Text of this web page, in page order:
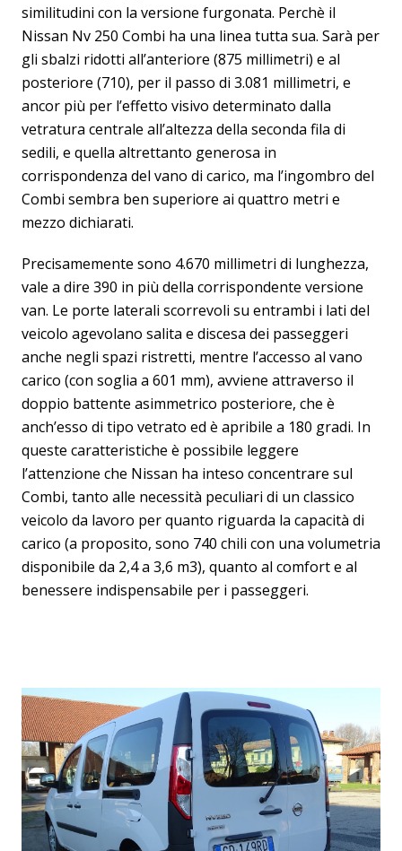
similitudini con la versione furgonata. Perchè il
Nissan Nv 250 Combi ha una linea tutta sua. Sarà per
gli sbalzi ridotti all’anteriore (875 millimetri) e al
posteriore (710), per il passo di 3.081 millimetri, e
ancor più per l’effetto visivo determinato dalla
vetratura centrale all’altezza della seconda fila di
sedili, e quella altrettanto generosa in
corrispondenza del vano di carico, ma l’ingombro del
Combi sembra ben superiore ai quattro metri e
mezzo dichiarati.
Precisamemente sono 4.670 millimetri di lunghezza,
vale a dire 390 in più della corrispondente versione
van. Le porte laterali scorrevoli su entrambi i lati del
veicolo agevolano salita e discesa dei passeggeri
anche negli spazi ristretti, mentre l’accesso al vano
carico (con soglia a 601 mm), avviene attraverso il
doppio battente asimmetrico posteriore, che è
anch’esso di tipo vetrato ed è apribile a 180 gradi. In
queste caratteristiche è possibile leggere
l’attenzione che Nissan ha inteso concentrare sul
Combi, tanto alle necessità peculiari di un classico
veicolo da lavoro per quanto riguarda la capacità di
carico (a proposito, sono 740 chili con una volumetria
disponibile da 2,4 a 3,6 m3), quanto al comfort e al
benessere indispensabile per i passeggeri.